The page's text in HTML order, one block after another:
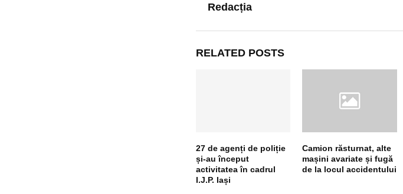
Redacția
RELATED POSTS
27 de agenți de poliție
și-au început
activitatea în cadrul
I.J.P. Iași
Camion răsturnat, alte
mașini avariate și fugă
de la locul accidentului